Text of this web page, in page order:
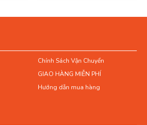
Chính Sách Vận Chuyển
GIAO HÀNG MIỄN PHÍ
Hướng dẫn mua hàng